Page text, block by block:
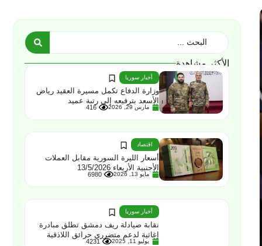
الأكثر مشاهدة
أخبار سوريا
وزارة الدفاع تكمل مسيرة العقيد رياض
الأسعد بترفيعه إلى رتبة عميد
مارس 29, 2026 416
اقتصاد
أسعار الليرة السورية مقابل العملات
الأجنبية الأربعاء 13/5/2026
مايو 13, 2026 6980
أخبار سوريا
نقابة صيادلة ريف دمشق تطلق مبادرة
إغاثية لدعم متضرري حرائق اللاذقية
يوليو 11, 2025 4231